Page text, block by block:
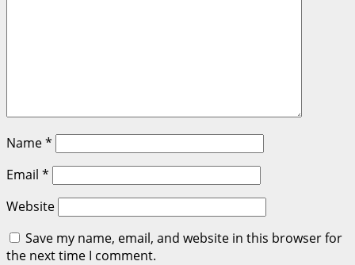
Name*
Email *
Website
Save my name, email, and website in this browser for
the next time I comment.